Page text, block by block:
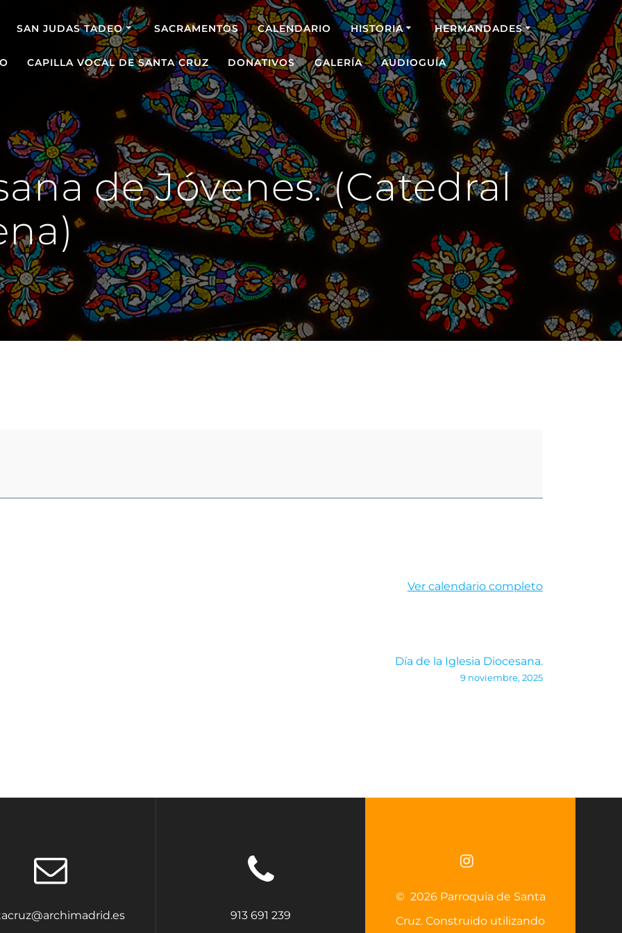
SAN JUDAS TADEO SACRAMENTOS CALENDARIO HISTORIA HERMANDADES
CAPILLA VOCAL DE SANTA CRUZ DONATIVOS GALERÍA AUDIOGUÍA
de Jóvenes. (Catedral
Ver calendario completo
Día de la Iglesia Diocesana.
9 noviembre, 2025
913 691 239
© 2026 Parroquia de Santa
Cruz. Construido utilizando